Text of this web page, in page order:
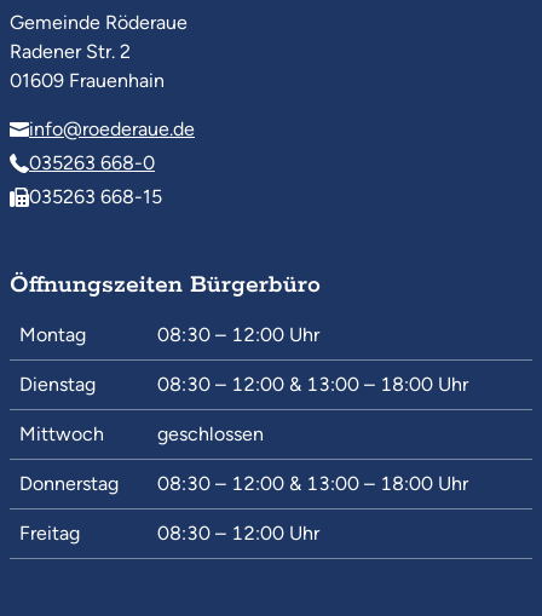
Gemeinde Röderaue
Radener Str. 2
01609 Frauenhain
info@roederaue.de
035263 668-0
035263 668-15
Öffnungszeiten Bürgerbüro
Montag 08:30 – 12:00 Uhr
Dienstag 08:30 – 12:00 & 13:00 – 18:00 Uhr
Mittwoch geschlossen
Donnerstag 08:30 – 12:00 & 13:00 – 18:00 Uhr
Freitag 08:30 – 12:00 Uhr